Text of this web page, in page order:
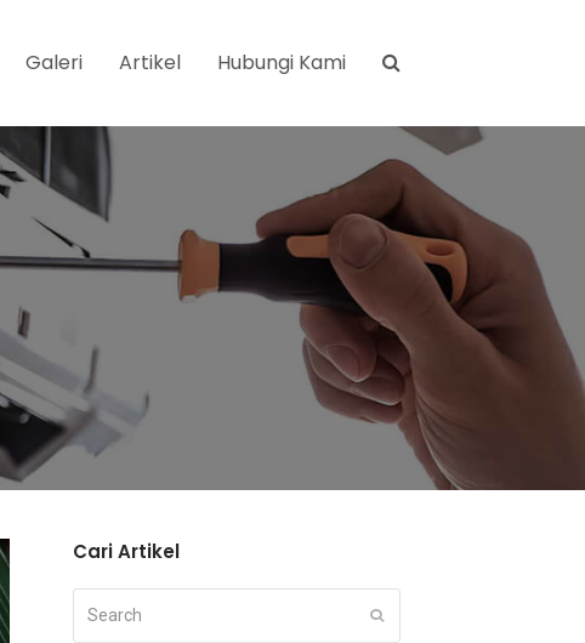
Galeri Artikel Hubungi Kami
Cari Artikel